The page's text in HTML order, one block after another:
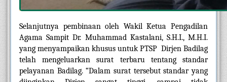
Selanjutnya pembinaan oleh Wakil Ketua Pengadilan
Agama Sampit Dr. Muhammad Kastalani, S.H.I., M.H.I.
yang menyampaikan khusus untuk PTSP  Dirjen Badilag
telah mengeluarkan surat terbaru tentang standar
pelayanan Badilag. “Dalam surat tersebut standar yang